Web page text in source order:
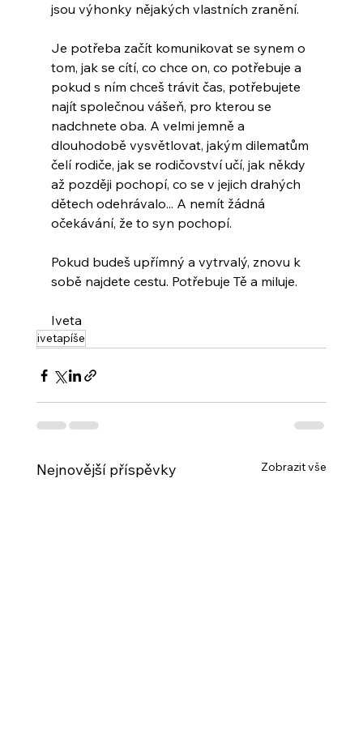
jsou výhonky nějakých vlastních zranění.
Je potřeba začít komunikovat se synem o
tom, jak se cítí, co chce on, co potřebuje a
pokud s ním chceš trávit čas, potřebujete
najít společnou vášeň, pro kterou se
nadchnete oba. A velmi jemně a
dlouhodobě vysvětlovat, jakým dilematům
čelí rodiče, jak se rodičovství učí, jak někdy
až později pochopí, co se v jejich drahých
dětech odehrávalo... A nemít žádná
očekávání, že to syn pochopí.
Pokud budeš upřímný a vytrvalý, znovu k
sobě najdete cestu. Potřebuje Tě a miluje.
Iveta
ivetapíše
Nejnovější příspěvky Zobrazit vše